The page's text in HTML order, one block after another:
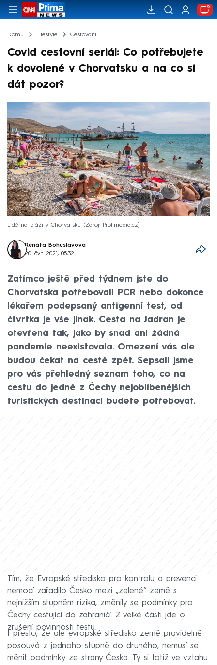
Domů Lifestyle Cestování
Covid cestovní seriál: Co potřebujete
k dovolené v Chorvatsku a na co si
dát pozor?
Lidé na pláži v Chorvatsku Zdroj: Profimedia.cz
Renáta Bohuslavová
20. čvn 2021, 05:32
Zatímco ještě před týdnem jste do
Chorvatska potřebovali PCR nebo dokonce
lékařem podepsaný antigenní test, od
čtvrtka je vše jinak. Cesta na Jadran je
otevřená tak, jako by snad ani žádná
pandemie neexistovala. Omezení vás ale
budou čekat na cestě zpět. Sepsali jsme
pro vás přehledný seznam toho, co na
cestu do jedné z Čechy nejoblíbenějších
turistických destinací budete potřebovat.
Tím, že Evropské středisko pro kontrolu a prevenci
nemocí zařadilo Česko mezi „zelené“ země s
nejnižším stupněm rizika, změnily se podmínky pro
Čechy cestující do zahraničí. Z velké části jde o
zrušení povinnosti testu.
I přesto, že ale evropské středisko země pravidelně
posouvá z jednoho stupně do druhého, nemusí se
měnit podmínky ze strany Česka. Ty si totiž ve vztahu